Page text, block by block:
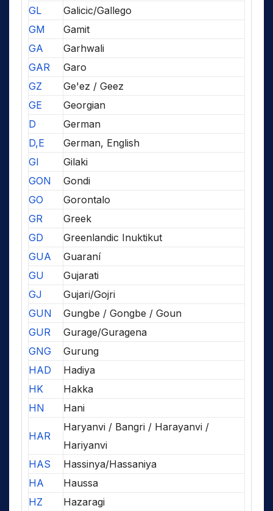
GL
Galicic/Gallego
GM
Gamit
GA
Garhwali
GAR
Garo
GZ
Ge'ez / Geez
GE
Georgian
D
German
D,E
German, English
GI
Gilaki
GON
Gondi
GO
Gorontalo
GR
Greek
GD
Greenlandic Inuktikut
GUA
Guaraní
GU
Gujarati
GJ
Gujari/Gojri
GUN
Gungbe / Gongbe / Goun
GUR
Gurage/Guragena
GNG
Gurung
HAD
Hadiya
HK
Hakka
HN
Hani
HAR
Haryanvi / Bangri / Harayanvi /
Hariyanvi
HAS
Hassinya/Hassaniya
HA
Haussa
HZ
Hazaragi